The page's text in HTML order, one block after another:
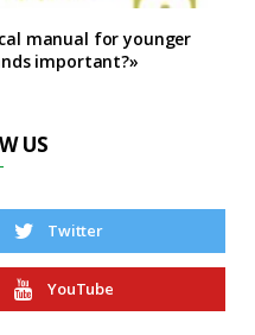
manual for younger
important?»
US
Twitter
YouTube